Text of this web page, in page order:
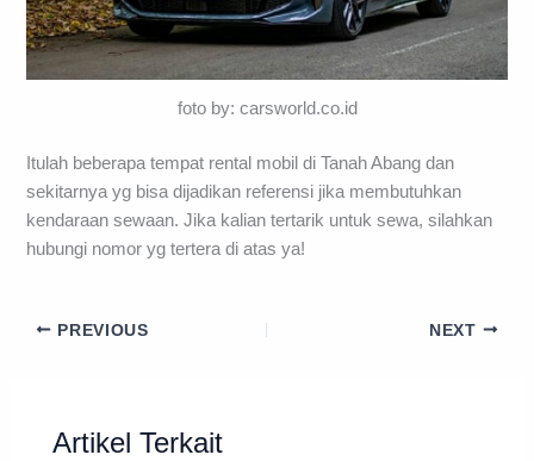
foto by: carsworld.co.id
Itulah beberapa tempat rental mobil di Tanah Abang dan
sekitarnya yg bisa dijadikan referensi jika membutuhkan
kendaraan sewaan. Jika kalian tertarik untuk sewa, silahkan
hubungi nomor yg tertera di atas ya!
PREVIOUS NEXT
Artikel Terkait